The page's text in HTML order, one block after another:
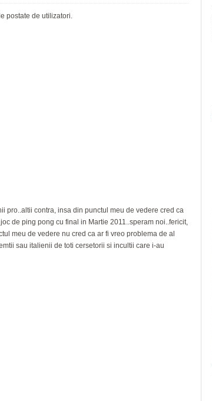
postate de utilizatori.
pro..altii contra, insa din punctul meu de vedere cred ca
de ping pong cu final in Martie 2011..speram noi..fericit,
meu de vedere nu cred ca ar fi vreo problema de al
sau italienii de toti cersetorii si incultii care i-au